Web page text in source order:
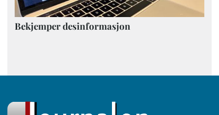
Bekjemper desinformasjon